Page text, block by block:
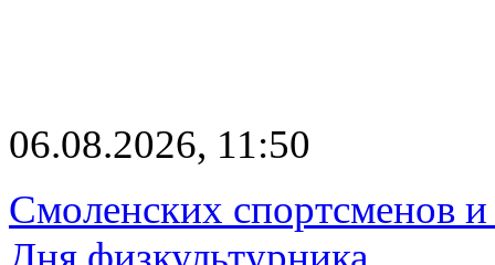
06.08.2026, 11:50
Смоленских спортсменов